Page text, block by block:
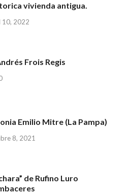
vivienda antigua.
10, 2022
Frois Regis
Emilio Mitre (La Pampa)
8, 2021
de Rufino Luro